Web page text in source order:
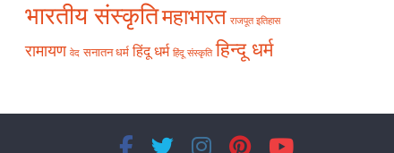
भारतीय संस्कृतिमहाभारत राजपूत इतिहास
रामायण वेद सनातन धर्म हिंदू धर्म हिंदू संस्कृति हिन्दू धर्म